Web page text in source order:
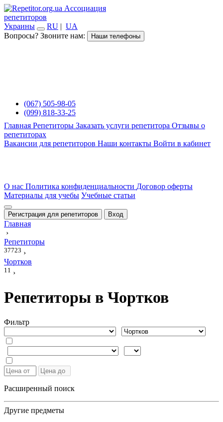
Ассоциация
репетиторов
Украины
RU | UA
Вопросы? Звоните нам:
Наши телефоны
(067) 505-98-05
(099) 818-33-25
Главная Репетиторы Заказать услуги репетитора Отзывы о
репетиторах
Вакансии для репетиторов Наши контакты Войти в кабинет
О нас Политика конфиденциальности Договор оферты
Материалы для учебы Учебные статьи
Регистрация для репетиторов Вход
Главная
›
Репетиторы
37723 ›
Чортков
11 ›
Репетиторы в Чортков
Фильтр
Расширенный поиск
Другие предметы